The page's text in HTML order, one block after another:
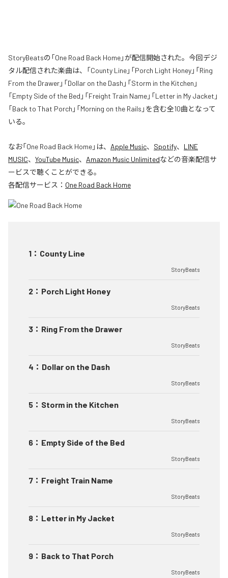
StoryBeatsの「One Road Back Home」が配信開始された。今回デジ
タル配信された楽曲は、「County Line」「Porch Light Honey」「Ring
From the Drawer」「Dollar on the Dash」「Storm in the Kitchen」
「Empty Side of the Bed」「Freight Train Name」「Letter in My Jacket」
「Back to That Porch」「Morning on the Rails」を含む全10曲となって
いる。
なお「One Road Back Home」は、 Apple Music、 Spotify、 LINE
MUSIC、 YouTube Music、 Amazon Music Unlimitedなどの音楽配信サ
ービスで聴くことができる。
各配信サービス： One Road Back Home
1 ： County Line
StoryBeats
2 ： Porch Light Honey
StoryBeats
3 ： Ring From the Drawer
StoryBeats
4 ： Dollar on the Dash
StoryBeats
5 ： Storm in the Kitchen
StoryBeats
6 ： Empty Side of the Bed
StoryBeats
7 ： Freight Train Name
StoryBeats
8 ： Letter in My Jacket
StoryBeats
9 ： Back to That Porch
StoryBeats